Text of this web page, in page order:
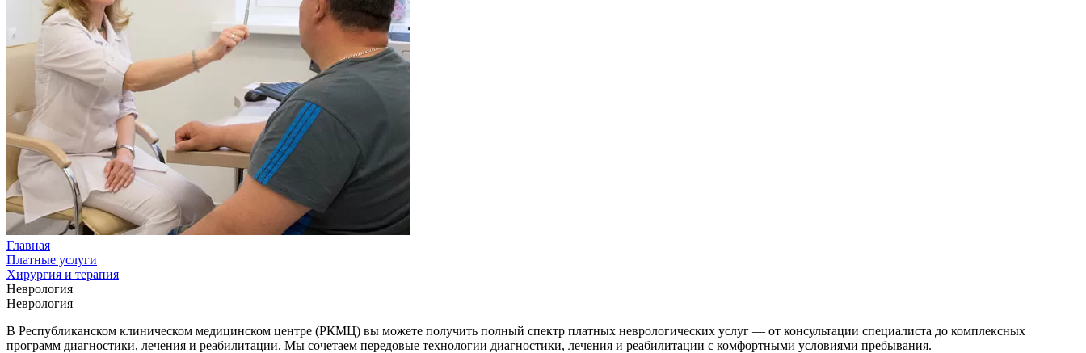
Главная
Платные услуги
Хирургия и терапия
Неврология
Неврология
В Республиканском клиническом медицинском центре (РКМЦ) вы можете получить полный спектр платных неврологических услуг — от консультации специалиста до комплексных
программ диагностики, лечения и реабилитации. Мы сочетаем передовые технологии диагностики, лечения и реабилитации с комфортными условиями пребывания.